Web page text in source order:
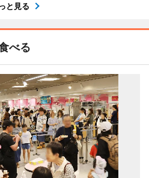
と見る
べる